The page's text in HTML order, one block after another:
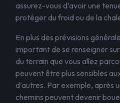
assurez-vous d’avoir une
protéger du froid ou de la
En plus des prévisions
important de se renseigner
du terrain que vous allez
peuvent être plus sensibles
d’autres. Par exemple, après
chemins peuvent devenir